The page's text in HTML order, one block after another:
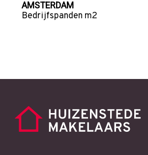
AMSTERDAM
Bedrijfspanden m2